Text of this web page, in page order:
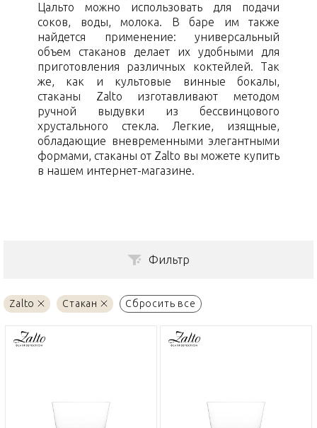
Цальто можно использовать для подачи
соков, воды, молока. В баре им также
найдется применение: универсальный
объем стаканов делает их удобными для
приготовления различных коктейлей. Так
же, как и культовые винные бокалы,
стаканы Zalto изготавливают методом
ручной выдувки из бессвинцового
хрустального стекла. Легкие, изящные,
обладающие вневременными элегантными
формами, стаканы от Zalto вы можете купить
в нашем интернет-магазине.
Фильтр
Zalto Стакан Сбросить все